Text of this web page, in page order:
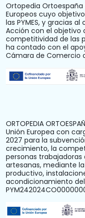
Ortopedia Ortoespaña
Europeos cuyo
las PYMES, y gracias
Acción con el objetivo
competitividad de las
ha contado con el
Cámara de Comercio
ORTOPEDIA
Unión Europea con
2027 para la
crecimiento, la
personas
artesanas, mediante
productivo,
acondicionamiento